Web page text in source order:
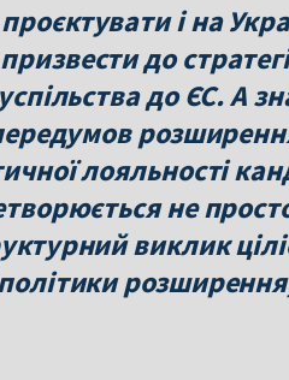
і на
до
до ЄС. А
лояльності
не
виклик